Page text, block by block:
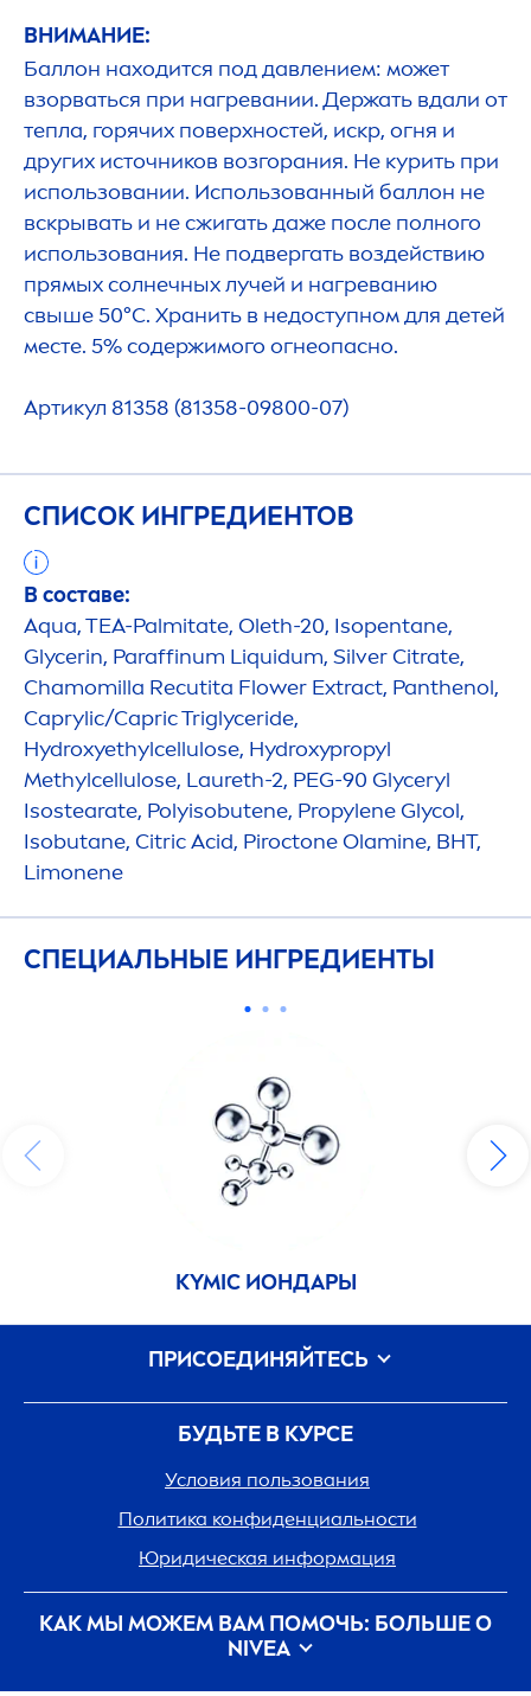
ВНИМАНИЕ:
Баллон находится под давлением: может
взорваться при нагревании. Держать вдали от
тепла, горячих поверхностей, искр, огня и
других источников возгорания. Не курить при
использовании. Использованный баллон не
вскрывать и не сжигать даже после полного
использования. Не подвергать воздействию
прямых солнечных лучей и нагреванию
свыше 50°С. Хранить в недоступном для детей
месте. 5% содержимого огнеопасно.
Артикул 81358 (81358-09800-07)
СПИСОК ИНГРЕДИЕНТОВ
В составе:
Aqua, TEA-Palmitate, Oleth-20, Isopentane,
Glycerin, Paraffinum Liquidum, Silver Citrate,
Chamomilla Recutita Flower Extract, Panthenol,
Caprylic/Capric Triglyceride,
Hydroxyethylcellulose, Hydroxypropyl
Methylcellulose, Laureth-2, PEG-90 Glyceryl
Isostearate, Polyisobutene, Propylene Glycol,
Isobutane, Citric Acid, Piroctone Olamine, BHT,
Limonene
СПЕЦИАЛЬНЫЕ ИНГРЕДИЕНТЫ
КҮМІС ИОНДАРЫ
БУДЬТЕ В КУРСЕ
Условия пользования
Политика конфиденциальности
Юридическая информация
КАК МЫ МОЖЕМ ВАМ ПОМОЧЬ: БОЛЬШЕ О
NIVEA
ПРИСОЕДИНЯЙТЕСЬ